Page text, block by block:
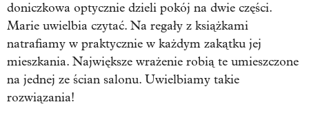
doniczkowa optycznie dzieli pokój na dwie części.
Marie uwielbia czytać. Na regały z książkami
natrafiamy w praktycznie w każdym zakątku jej
mieszkania. Największe wrażenie robią te umieszczone
na jednej ze ścian salonu. Uwielbiamy takie
rozwiązania!